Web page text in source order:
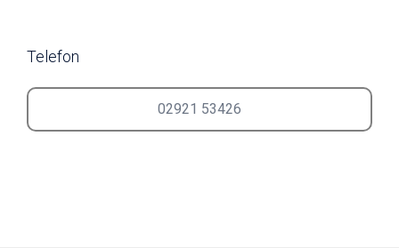
Telefon
02921 53426